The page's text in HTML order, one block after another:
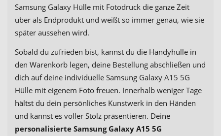
Samsung Galaxy Hülle mit Fotodruck die ganze Zeit
über als Endprodukt und weißt so immer genau, wie sie
später aussehen wird.
Sobald du zufrieden bist, kannst du die Handyhülle in
den Warenkorb legen, deine Bestellung abschließen und
dich auf deine individuelle Samsung Galaxy A15 5G
Hülle mit eigenem Foto freuen. Innerhalb weniger Tage
hältst du dein persönliches Kunstwerk in den Händen
und kannst es voller Stolz präsentieren. Deine
personalisierte Samsung Galaxy A15 5G